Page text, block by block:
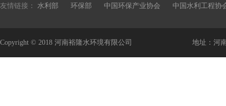
友情链接： 水利部 环保部 中国环保产业协会 中国水利工程协
Copyright © 2018 河南裕隆水环境有限公司 地址：河